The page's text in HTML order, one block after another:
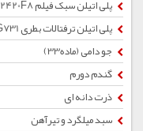
پلی اتیلن سبک فیلم 2420F8
پلی اتیلن ترفتالات بطری BG731
جو دامی (ماده33)
گندم دورم
ذرت دانه ای
سبد میلگرد و تیرآهن